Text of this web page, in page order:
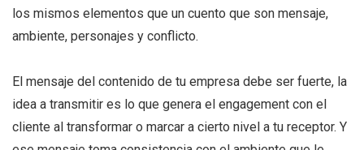
los mismos elementos que un cuento que son mensaje,
ambiente, personajes y conflicto.
El mensaje del contenido de tu empresa debe ser fuerte, la
idea a transmitir es lo que genera el engagement con el
cliente al transformar o marcar a cierto nivel a tu receptor. Y